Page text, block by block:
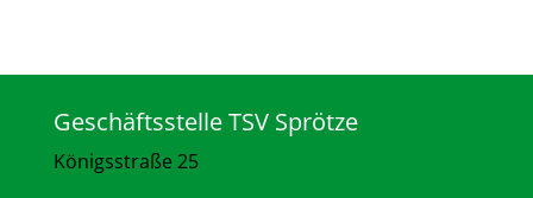
Geschäftsstelle TSV Sprötze
Königsstraße 25